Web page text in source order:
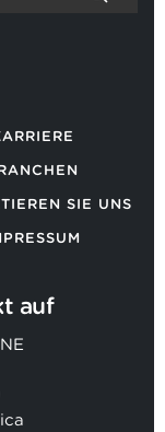
SIE UNS
auf